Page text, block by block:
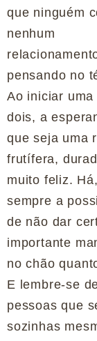
que ninguém
nenhum
pensando no
Ao iniciar uma
dois, a
que seja uma
frutífera,
muito feliz.
sempre a
de não dar
importante
no chão
E lembre-se
pessoas que
sozinhas